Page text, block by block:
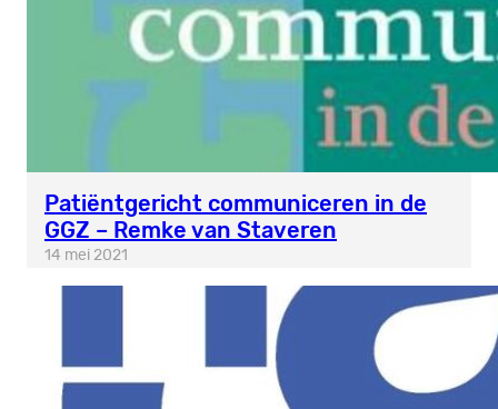
Patiëntgericht communiceren in de
GGZ – Remke van Staveren
14 mei 2021